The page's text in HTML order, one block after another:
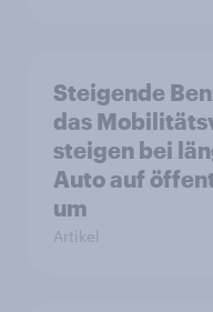
Steigende
das
steigen bei
Auto auf
um
Artikel